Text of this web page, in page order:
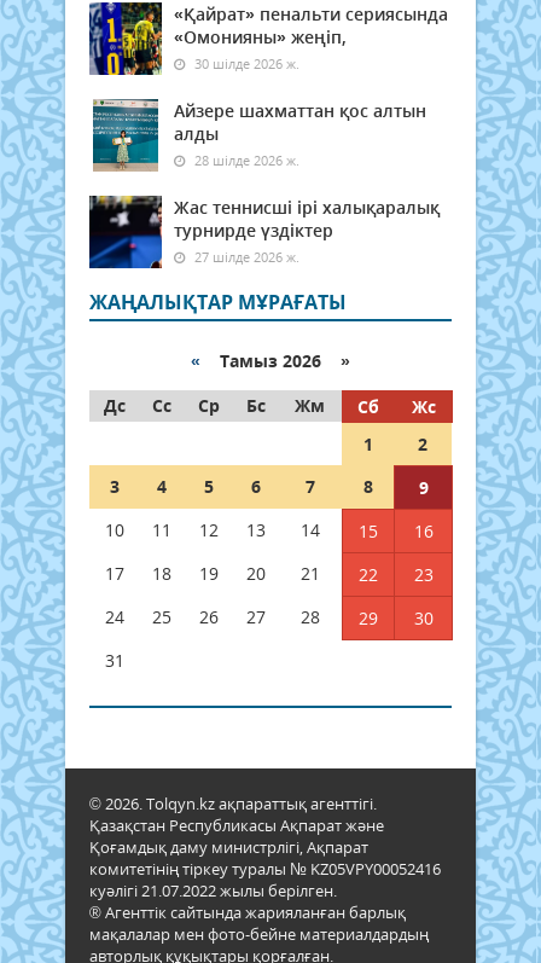
«Қайрат» пенальти сериясында
«Омонияны» жеңіп,
30 шілде 2026 ж.
Айзере шахматтан қос алтын
алды
28 шілде 2026 ж.
Жас теннисші ірі халықаралық
турнирде үздіктер
27 шілде 2026 ж.
ЖАҢАЛЫҚТАР МҰРАҒАТЫ
« Тамыз 2026 »
Дс
Сс Ср Бс Жм Сб
Жс
1
2
3
4 5 6 7 8
9
10
11 12 13 14 15
16
17
18 19 20 21 22
23
24
25 26 27 28 29
30
31
© 2026. Tolqyn.kz ақпараттық агенттігі.
Қазақстан Республикасы Ақпарат және
Қоғамдық даму министрлігі, Ақпарат
комитетінің тіркеу туралы № KZ05VPY00052416
куәлігі 21.07.2022 жылы берілген.
® Агенттік сайтында жарияланған барлық
мақалалар мен фото-бейне материалдардың
авторлық құқықтары қорғалған.